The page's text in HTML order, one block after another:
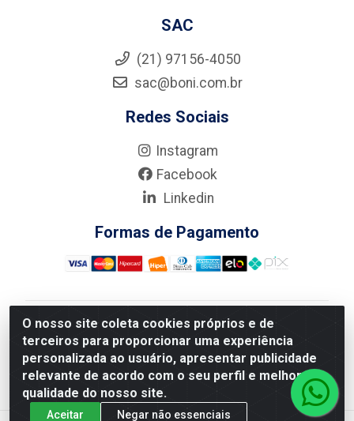
O nosso site coleta cookies próprios e de
terceiros para proporcionar uma experiência
personalizada ao usuário, apresentar publicidade
relevante de acordo com o seu perfil e melhorar a
qualidade do nosso site.
Aceitar Negar não essenciais
SAC
(21) 97156-4050
sac@boni.com.br
Redes Sociais
Instagram
Facebook
Linkedin
Formas de Pagamento
Nova Boni Distribuidora de Material de Construção LTDA
- Rua Alice Tibiriçá, 330 - Vila Da Penha, Rio de
Janeiro/RJ - CEP: 21.210-110 - CNPJ: 11.003.135/0001-
27